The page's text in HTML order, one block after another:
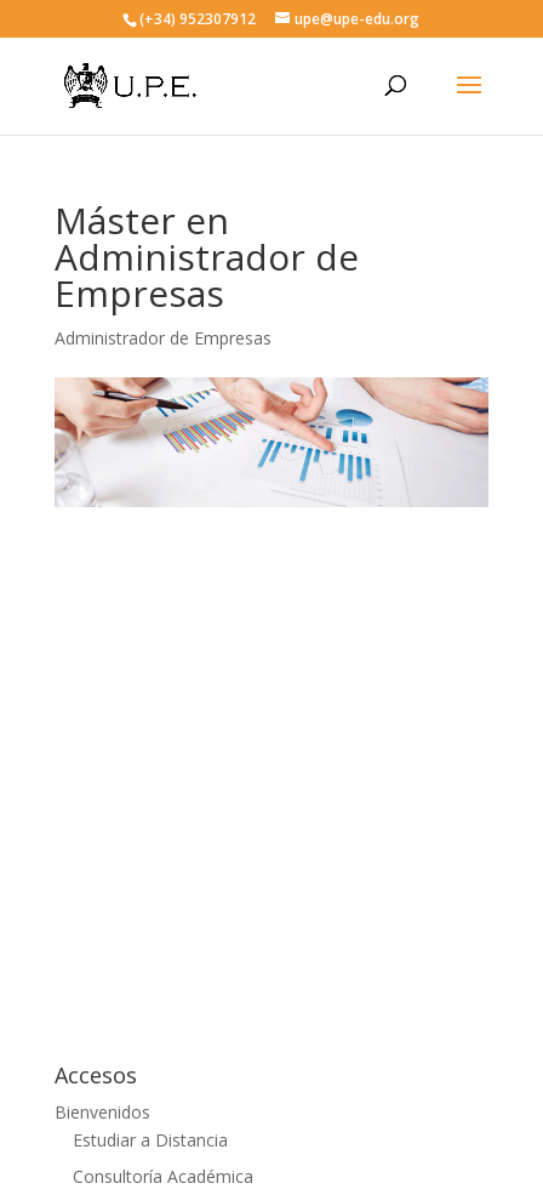
(+34) 952307912 upe@upe-edu.org
Máster en
Administrador de
Empresas
Administrador de Empresas
Accesos
Bienvenidos
Estudiar a Distancia
Consultoría Académica